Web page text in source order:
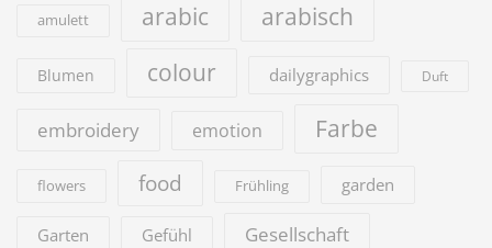
amulett arabic arabisch
Blumen colour dailygraphics Duft
embroidery emotion Farbe
flowers food Frühling garden
Garten Gefühl Gesellschaft